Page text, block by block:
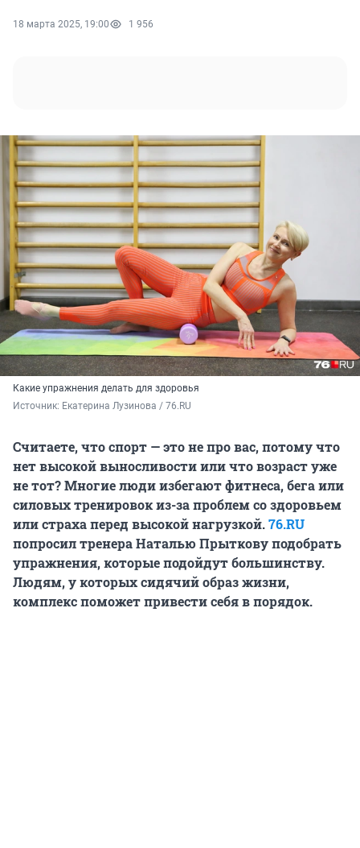
18 марта 2025, 19:00 1 956
Какие упражнения делать для здоровья
Источник: Екатерина Лузинова / 76.RU
Считаете, что спорт — это не про вас, потому что
нет высокой выносливости или что возраст уже
не тот? Многие люди избегают фитнеса, бега или
силовых тренировок из-за проблем со здоровьем
или страха перед высокой нагрузкой.76.RU
попросил тренера Наталью Прыткову подобрать
упражнения, которые подойдут большинству.
Людям, у которых сидячий образ жизни,
комплекс поможет привести себя в порядок.